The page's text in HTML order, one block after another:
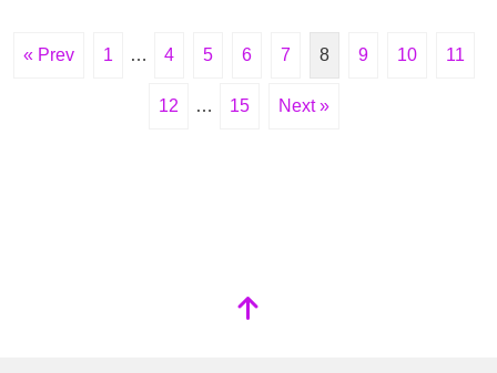
« Prev 1 … 4 5 6 7 8 9 10 11
12 … 15 Next »